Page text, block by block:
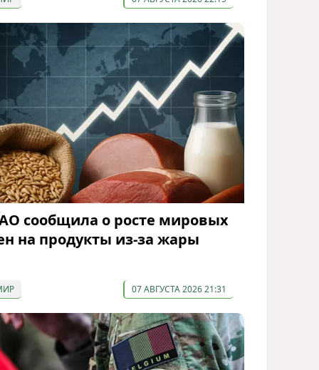
сообщила о росте мировых
на продукты из-за жары
07 АВГУСТА 2026 21:31